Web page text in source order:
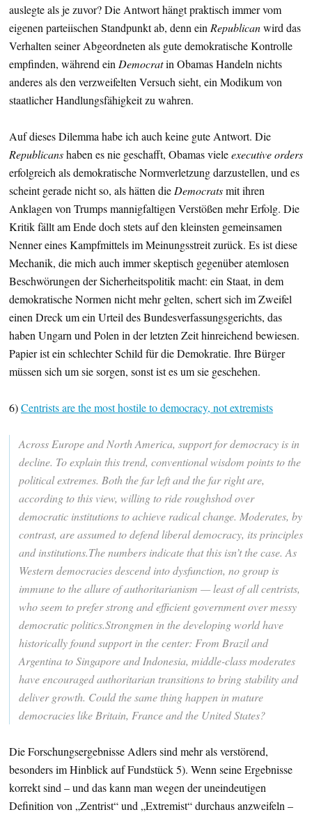
auslegte als je zuvor? Die Antwort hängt praktisch immer vom
eigenen parteiischen Standpunkt ab, denn ein Republicanwird das
Verhalten seiner Abgeordneten als gute demokratische Kontrolle
empfinden, während ein Democratin Obamas Handeln nichts
anderes als den verzweifelten Versuch sieht, ein Modikum von
staatlicher Handlungsfähigkeit zu wahren.
Auf dieses Dilemma habe ich auch keine gute Antwort. Die
Republicanshaben es nie geschafft, Obamas vieleexecutive orders
erfolgreich als demokratische Normverletzung darzustellen, und es
scheint gerade nicht so, als hätten die Democratsmit ihren
Anklagen von Trumps mannigfaltigen Verstößen mehr Erfolg. Die
Kritik fällt am Ende doch stets auf den kleinsten gemeinsamen
Nenner eines Kampfmittels im Meinungsstreit zurück. Es ist diese
Mechanik, die mich auch immer skeptisch gegenüber atemlosen
Beschwörungen der Sicherheitspolitik macht: ein Staat, in dem
demokratische Normen nicht mehr gelten, schert sich im Zweifel
einen Dreck um ein Urteil des Bundesverfassungsgerichts, das
haben Ungarn und Polen in der letzten Zeit hinreichend bewiesen.
Papier ist ein schlechter Schild für die Demokratie. Ihre Bürger
müssen sich um sie sorgen, sonst ist es um sie geschehen.
6)Centrists are the most hostile to democracy, not extremists
Across Europe and North America, support for democracy is in
decline. To explain this trend, conventional wisdom points to the
political extremes. Both the far left and the far right are,
according to this view, willing to ride roughshod over
democratic institutions to achieve radical change. Moderates, by
contrast, are assumed to defend liberal democracy, its principles
and institutions.The numbers indicate that this isn’t the case. As
Western democracies descend into dysfunction, no group is
immune to the allure of authoritarianism — least of all centrists,
who seem to prefer strong and efficient government over messy
democratic politics.Strongmen in the developing world have
historically found support in the center: From Brazil and
Argentina to Singapore and Indonesia, middle-class moderates
have encouraged authoritarian transitions to bring stability and
deliver growth. Could the same thing happen in mature
democracies like Britain, France and the United States?
Die Forschungsergebnisse Adlers sind mehr als verstörend,
besonders im Hinblick auf Fundstück 5). Wenn seine Ergebnisse
korrekt sind – und das kann man wegen der uneindeutigen
Definition von „Zentrist“ und „Extremist“ durchaus anzweifeln –